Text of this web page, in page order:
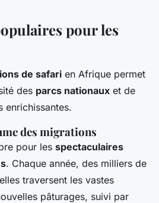
pour les
de safari en Afrique permet
des parcs nationaux et de
enrichissantes.
des migrations
pour les spectaculaires
. Chaque année, des milliers de
traversent les vastes
pâturages, suivi par